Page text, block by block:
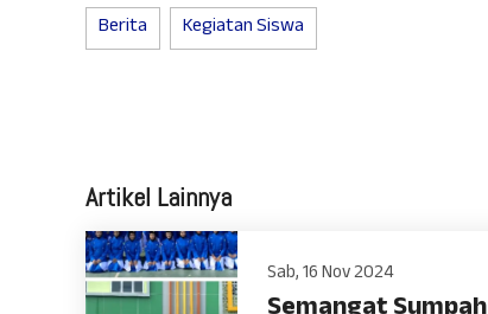
Berita Kegiatan Siswa
Artikel Lainnya
Sab, 16 Nov 2024